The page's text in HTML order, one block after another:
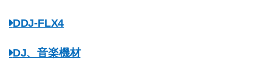
DDJ-FLX4
DJ、音楽機材